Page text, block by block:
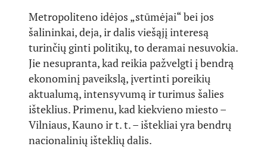
Metropoliteno idėjos „stūmėjai“ bei jos
šalininkai, deja, ir dalis viešąjį interesą
turinčių ginti politikų, to deramai nesuvokia.
Jie nesupranta, kad reikia pažvelgti į bendrą
ekonominį paveikslą, įvertinti poreikių
aktualumą, intensyvumą ir turimus šalies
išteklius. Primenu, kad kiekvieno miesto –
Vilniaus, Kauno ir t. t. – ištekliai yra bendrų
nacionalinių išteklių dalis.